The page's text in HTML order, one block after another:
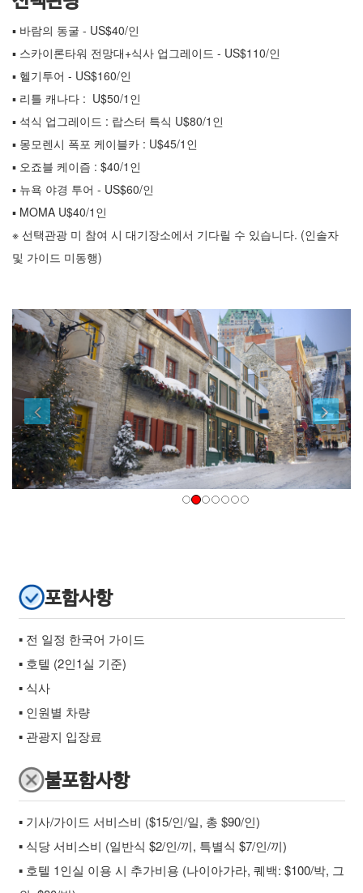
▪ 바람의 동굴 - US$40/인
▪ 스카이론타워 전망대+식사 업그레이드 - US$110/인
▪ 헬기투어 - US$160/인
▪ 리틀 캐나다 : U$50/1인
▪ 석식 업그레이드 : 랍스터 특식 U$80/1인
▪ 몽모렌시 폭포 케이블카 : U$45/1인
▪ 오죠블 케이즘 : $40/1인
▪ 뉴욕 야경 투어 - US$60/인
▪ MOMA U$40/1인
※ 선택관광 미 참여 시 대기장소에서 기다릴 수 있습니다. (인솔자
및 가이드 미동행)
포함사항
▪ 전 일정 한국어 가이드
▪ 호텔 (2인1실 기준)
▪ 식사
▪ 인원별 차량
▪ 관광지 입장료
불포함사항
▪ 기사/가이드 서비스비 ($15/인/일, 총 $90/인)
▪ 식당 서비스비 (일반식 $2/인/끼, 특별식 $7/인/끼)
▪ 호텔 1인실 이용 시 추가비용 (나이아가라, 퀘백: $100/박, 그